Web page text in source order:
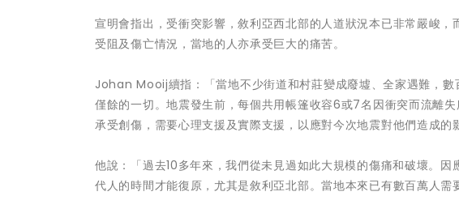
宣明會指出，受衝突影響，敘利亞西北部的人道狀況本已非常嚴峻
受阻及傷亡情況，當地的人亦承受巨大的痛苦。
Johan Mooij續指：「當地不少街道和村莊變成廢墟、全家遇難，
僅餘的一切。地震發生前，每個共用帳篷收容6或7名因衝突而流離
承受創傷，需要心理支援及實際支援，以應對今次地震對他們造成的
他說：「過去10多年來，我們從未見過如此大規模的傷痛和破壞。
代人的時間才能復原，尤其是敘利亞北部。當地本來已有數百萬人需